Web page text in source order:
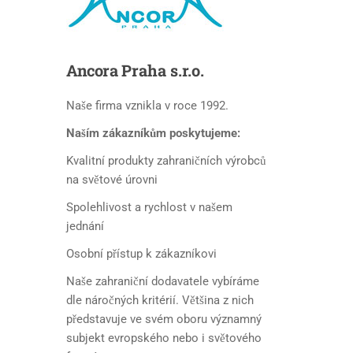
AncoraPraha s.r.o.
Naše firma vznikla v roce 1992.
Naším zákazníkům poskytujeme:
Kvalitní produkty zahraničních výrobců
na světové úrovni
Spolehlivost a rychlost v našem
jednání
Osobní přístup k zákazníkovi
Naše zahraniční dodavatele vybíráme
dle náročných kritérií. Většina z nich
představuje ve svém oboru významný
subjekt evropského nebo i světového